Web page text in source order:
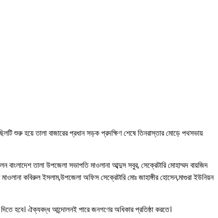
শুরু হয়ে তালা বাজারের প্রধান সড়ক প্রদক্ষিণ শেষে তিনরাস্তার মোড়ে পথসভায়
তালা উপজেলা সভাপতি মাওলানা আব্দুস সবুর, সেক্রেটারি মোহাম্মদ বায়জিদ
কবিরুল ইসলাম,উপজেলা অফিস সেক্রেটারি মোঃ জাহাঙ্গীর হোসেন,মাগুরা ইউনিয়ন
হবে। ঐক্যবদ্ধ আন্দোলনই পারে জনগণের অধিকার প্রতিষ্ঠা করতে।